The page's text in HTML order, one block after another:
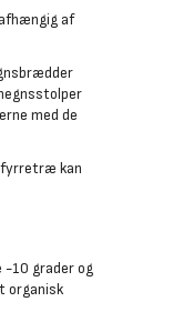
af
med de
kan
-10 grader og
organisk